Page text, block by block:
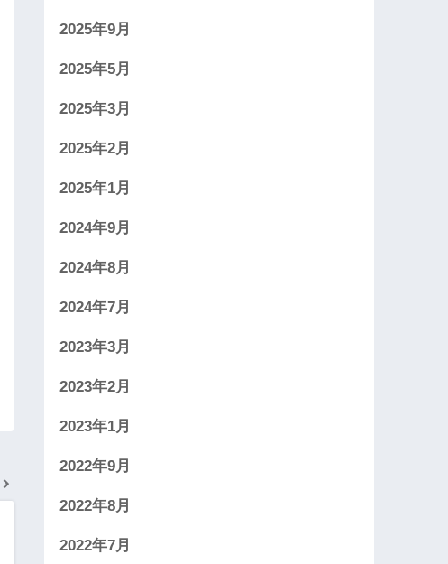
2025年9月
2025年5月
2025年3月
2025年2月
2025年1月
2024年9月
2024年8月
2024年7月
2023年3月
2023年2月
2023年1月
2022年9月
2022年8月
2022年7月